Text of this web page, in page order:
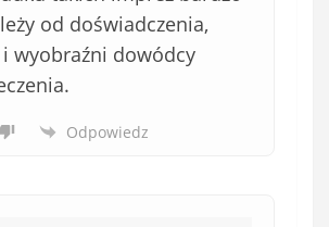
od doświadczenia,
wyobraźni dowódcy
Odpowiedz